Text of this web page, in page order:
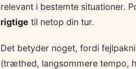
relevant i bestemte situationer.
rigtige til netop din tur.
Det betyder noget, fordi
(træthed, langsommere tempo,